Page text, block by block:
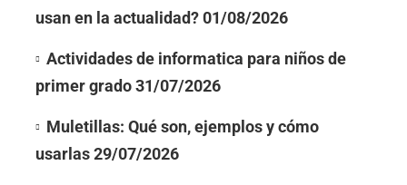
usan en la actualidad?01/08/2026
Actividades de informatica para niños de
primer grado31/07/2026
Muletillas: Qué son, ejemplos y cómo
usarlas29/07/2026